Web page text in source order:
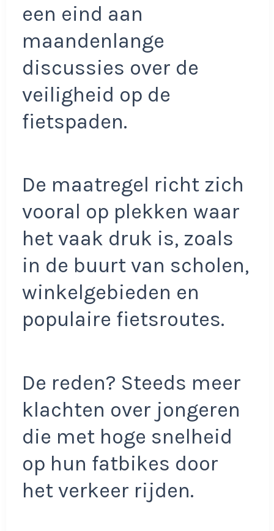
een eind aan
maandenlange
discussies over de
veiligheid op de
fietspaden.
De maatregel richt zich
vooral op plekken waar
het vaak druk is, zoals
in de buurt van scholen,
winkelgebieden en
populaire fietsroutes.
De reden? Steeds meer
klachten over jongeren
die met hoge snelheid
op hun fatbikes door
het verkeer rijden.